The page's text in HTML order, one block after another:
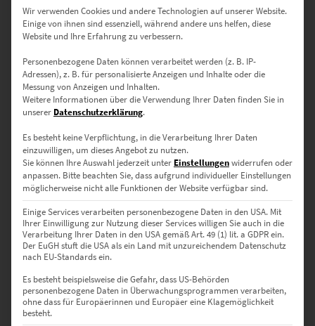
Farbton, der eine altbewährte
Weisheit bestätigt: Weniger ist
mehr!
Die Primärfarbe Gelb hat sowohl heitere als auch warme Facetten.
Ihre hellen Spielarten strahlen mehr Optimismus aus, während ein
Wandbild mit Senfgelb die entspannenden Aspekte betont. Die
Freude an der doppelt angenehmen Farbwirkung setzt voraus, dass
ihre Dosis stimmt. Wenn du es übertreibst, hat die vermittelte
Lebenslust einen gekünstelten Touch. Eine geschickte Wahl sind
unsere Leinwandbilder mit Gelb, bei denen schwarz-weiße
Abstufungen den Gesamteindruck dominieren. Sie überzeugen mit
einem hochwertigen Kunststil, der die Farbe mitsamt ihrer Wirkung
geschickt ins Rampenlicht rückt.
Leinwandbild mit etwas Gelb als
Wir verwenden Cookies und andere Technologien auf unserer Website.
Einige von ihnen sind essenziell, während andere uns helfen, diese
Website und Ihre Erfahrung zu verbessern.
Personenbezogene Daten können verarbeitet werden (z. B. IP-
Adressen), z. B. für personalisierte Anzeigen und Inhalte oder die
Messung von Anzeigen und Inhalten.
Weitere Informationen über die Verwendung Ihrer Daten finden Sie in
unserer Datenschutzerklärung.
Es besteht keine Verpflichtung, in die Verarbeitung Ihrer Daten
einzuwilligen, um dieses Angebot zu nutzen.
Sie können Ihre Auswahl jederzeit unter Einstellungenwiderrufen oder
anpassen. Bitte beachten Sie, dass aufgrund individueller Einstellungen
möglicherweise nicht alle Funktionen der Website verfügbar sind.
Einige Services verarbeiten personenbezogene Daten in den USA. Mit
Ihrer Einwilligung zur Nutzung dieser Services willigen Sie auch in die
Verarbeitung Ihrer Daten in den USA gemäß Art. 49 (1) lit. a GDPR ein.
Der EuGH stuft die USA als ein Land mit unzureichendem Datenschutz
nach EU-Standards ein.
Es besteht beispielsweise die Gefahr, dass US-Behörden
personenbezogene Daten in Überwachungsprogrammen verarbeiten,
ohne dass für Europäerinnen und Europäer eine Klagemöglichkeit
besteht.